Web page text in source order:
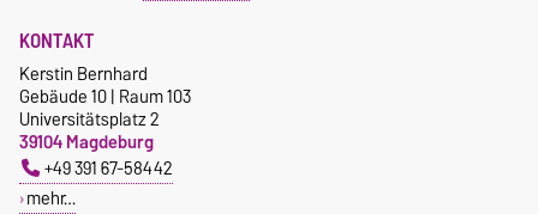
KONTAKT
Kerstin Bernhard
Gebäude 10 | Raum 103
Universitätsplatz 2
39104 Magdeburg
+49 391 67-58442
mehr…